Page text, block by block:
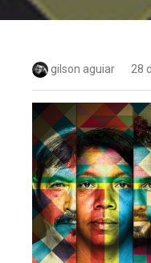
gilson aguiar 28